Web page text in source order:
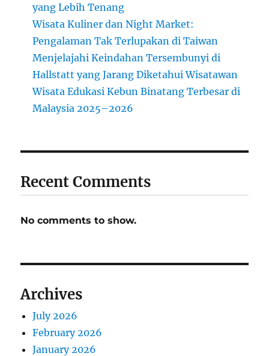
yang Lebih Tenang
Wisata Kuliner dan Night Market:
Pengalaman Tak Terlupakan di Taiwan
Menjelajahi Keindahan Tersembunyi di
Hallstatt yang Jarang Diketahui Wisatawan
Wisata Edukasi Kebun Binatang Terbesar di
Malaysia 2025–2026
Recent Comments
No comments to show.
Archives
July 2026
February 2026
January 2026